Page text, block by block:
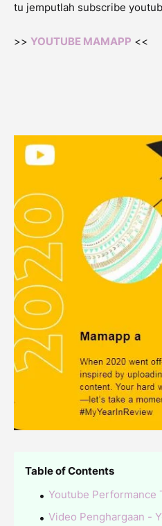
tu jemputlah subscribe
>> YOUTUBE MAMAPP <<
Table of Contents
Youtube Performance
Video Penghargaan -